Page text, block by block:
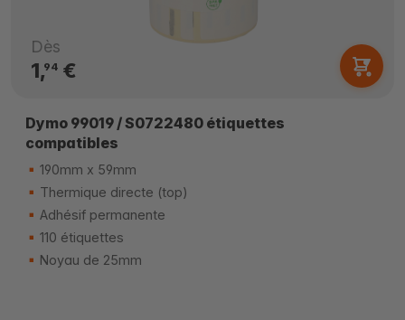
Dès
1,94€
Dymo 99019 / S0722480 étiquettes
compatibles
190mm x 59mm
Thermique directe (top)
Adhésif permanente
110 étiquettes
Noyau de 25mm